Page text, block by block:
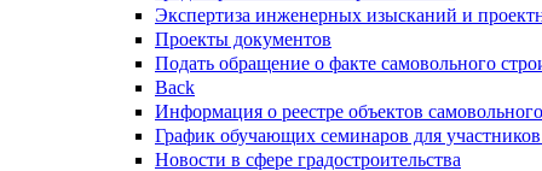
Экспертиза инженерных изысканий и
Проекты документов
Подать обращение о факте самовольного
Back
Информация о реестре объектов
График обучающих семинаров для участников
Новости в сфере градостроительства